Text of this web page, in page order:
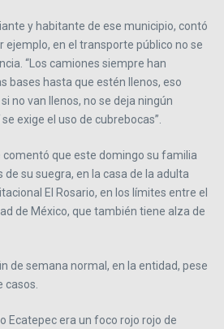
y habitante de ese municipio, contó
ejemplo, en el transporte público no se
“Los camiones siempre han
bases hasta que estén llenos, eso
no van llenos, no se deja ningún
exige el uso de cubrebocas”.
que este domingo su familia
su suegra, en la casa de la adulta
El Rosario, en los límites entre el
de México, que también tiene alza de
de semana normal, en la entidad, pese
casos.
Ecatepec era un foco rojo rojo de